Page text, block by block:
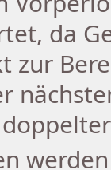
da
zur